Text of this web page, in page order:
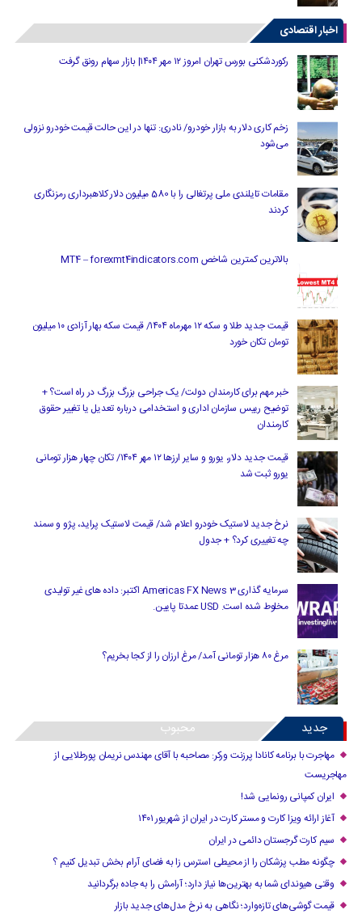
اخبار اقتصادی
رکوردشکنی بورس تهران امروز ۱۲ مهر ۱۴۰۴| بازار سهام رونق گرفت
زخم کاری دلار به بازار خودرو/ نادری: تنها در این حالت قیمت خودرو نزولی
می‌شود
مقامات تایلندی ملی پرتغالی را با 580 میلیون دلار کلاهبرداری رمزنگاری
کردند
بالاترین کمترین شاخص MT4 – forexmt4indicators.com
قیمت جدید طلا و سکه ۱۲ مهرماه ۱۴۰۴/ قیمت سکه بهار آزادی ۱۰ میلیون
تومان تکان خورد
خبر مهم برای کارمندان دولت/ یک جراحی بزرگ بزرگ در راه است؟ +
توضیح رییس سازمان اداری و استخدامی درباره تعدیل یا تغییر حقوق
کارمندان
قیمت جدید دلار، یورو و سایر ارزها ۱۲ مهر ۱۴۰۴/ تکان چهار هزار تومانی
یورو ثبت شد
نرخ جدید لاستیک خودرو اعلام شد/ قیمت لاستیک پراید، پژو و سمند
چه تغییری کرد؟ + جدول
سرمایه گذاری Americas FX News 3 اکتبر: داده های غیر تولیدی
مخلوط شده است. USD عمدتا پایین.
مرغ ۸۰ هزار تومانی آمد/ مرغ ارزان را از کجا بخریم؟
جدید محبوب
مهاجرت با برنامه کانادا پرزنت ورکر: مصاحبه با آقای مهندس نریمان پورطلایی از
مهاجریست
ایران کمپانی رونمایی شد!
آغاز ارائه ویزا کارت و مستر کارت در ایران از شهریور ۱۴۰۱
سیم کارت گرجستان دائمی در ایران
چگونه مطب پزشکان را از محیطی استرس زا به فضای آرام بخش تبدیل کنیم ؟
وقتی هیوندای شما به بهترین‌ها نیاز دارد؛ آرامش را به جاده برگردانید
قیمت گوشی‌های تازه‌وارد؛ نگاهی به نرخ مدل‌های جدید بازار